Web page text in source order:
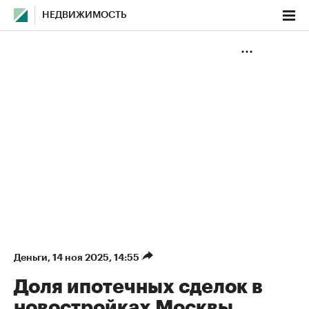
НЕДВИЖИМОСТЬ
Деньги⁠, 14 ноя 2025, 14:55
Доля ипотечных сделок в